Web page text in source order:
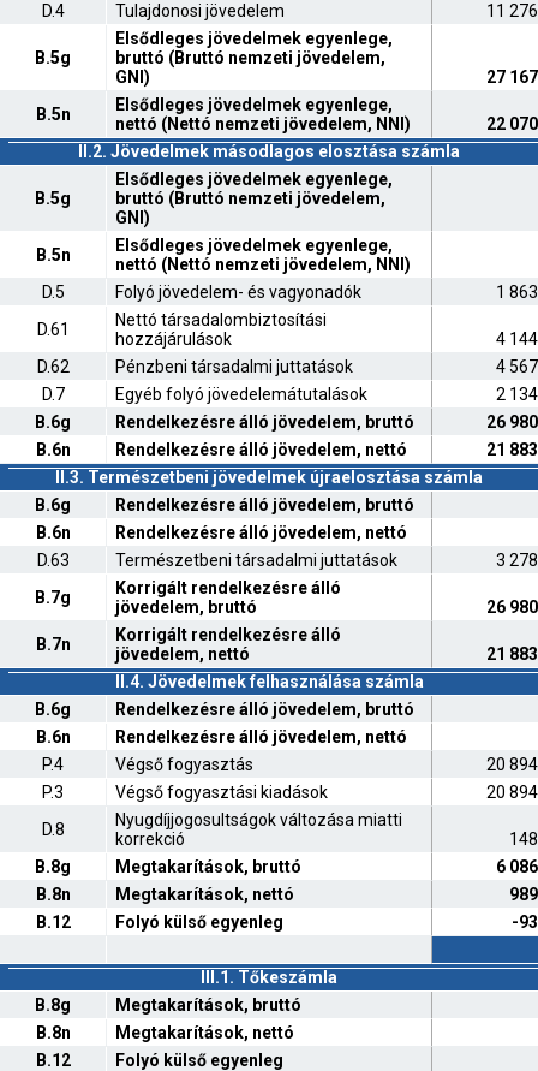
D.4
Tulajdonosi jövedelem 11
B.5g
Elsődleges jövedelmek egyenlege,
bruttó (Bruttó nemzeti jövedelem,
GNI)
27
B.5n
Elsődleges jövedelmek egyenlege,
nettó (Nettó nemzeti jövedelem, NNI)
22
II.2. Jövedelmek másodlagos elosztása számla
B.5g
Elsődleges jövedelmek egyenlege,
bruttó (Bruttó nemzeti jövedelem,
GNI)
B.5n
Elsődleges jövedelmek egyenlege,
nettó (Nettó nemzeti jövedelem, NNI)
D.5
Folyó jövedelem- és vagyonadók
1
D.61
Nettó társadalombiztosítási
hozzájárulások
4
D.62
Pénzbeni társadalmi juttatások
4
D.7
Egyéb folyó jövedelemátutalások
2
B.6g
Rendelkezésre álló jövedelem, bruttó
26
B.6n
Rendelkezésre álló jövedelem, nettó
21
II.3. Természetbeni jövedelmek újraelosztása számla
B.6g
Rendelkezésre álló jövedelem, bruttó
B.6n
Rendelkezésre álló jövedelem, nettó
D.63
Természetbeni társadalmi juttatások
3
B.7g
Korrigált rendelkezésre álló
jövedelem, bruttó
26
B.7n
Korrigált rendelkezésre álló
jövedelem, nettó
21
II.4. Jövedelmek felhasználása számla
B.6g
Rendelkezésre álló jövedelem, bruttó
B.6n
Rendelkezésre álló jövedelem, nettó
P.4
Végső fogyasztás
20
P.3
Végső fogyasztási kiadások
20
D.8
Nyugdíjjogosultságok változása miatti
korrekció
B.8g
Megtakarítások, bruttó
6
B.8n
Megtakarítások, nettó
B.12
Folyó külső egyenleg -
III.1. Tőkeszámla
B.8g
Megtakarítások, bruttó
B.8n
Megtakarítások, nettó
B.12
Folyó külső egyenleg